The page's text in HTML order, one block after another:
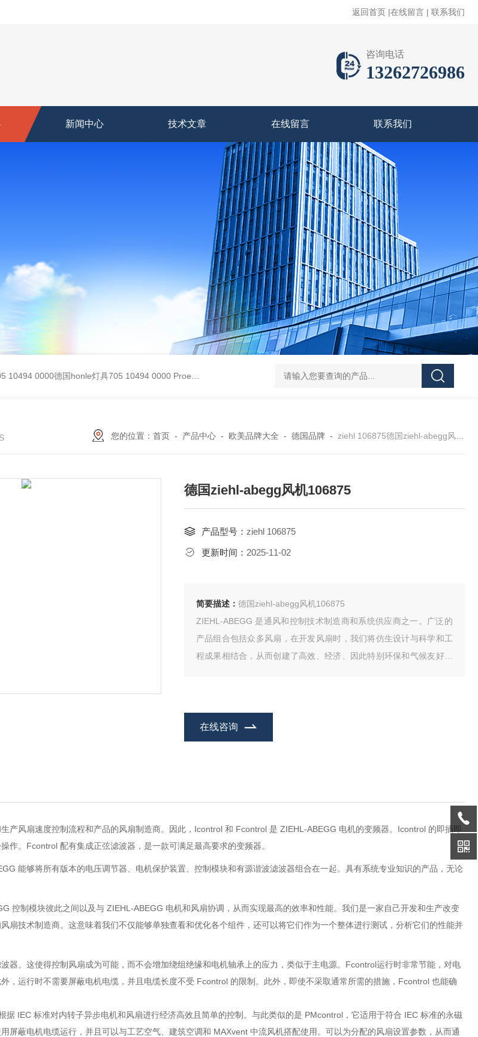
返回首页 |在线留言 | 联系我们
咨询电话
13262726986
新闻中心 技术文章 在线留言 联系我们
10494 0000德国honle灯具705 10494 0000 Proemion wireless 4001德国Proemion模块CANlink wireless 4001 asutec ASU-
您的位置： 首页- 产品中心- 欧美品牌大全 - 德国品牌 - ziehl 106875德国ziehl-abegg风机106875
德国ziehl-abegg风机106875
产品型号： ziehl 106875
更新时间： 2025-11-02
简要描述： 德国ziehl-abegg风机106875
ZIEHL-ABEGG 是通风和控制技术制造商和系统供应商之一。广泛的
产品组合包括众多风扇，在开发风扇时，我们将仿生设计与科学和工
程成果相结合，从而创建了高效、经济、因此特别环保和气候友好的
在线咨询
产风扇速度控制流程和产品的风扇制造商。因此，Icontrol 和 Fcontrol 是 ZIEHL-ABEGG 电机的变频器。Icontrol 的即插即
作。Fcontrol 配有集成正弦滤波器，是一款可满足最高要求的变频器。
能够将所有版本的电压调节器、电机保护装置、控制模块和有源谐波滤波器组合在一起。具有系统专业知识的产品，无论
控制模块彼此之间以及与 ZIEHL-ABEGG 电机和风扇协调，从而实现最高的效率和性能。我们是一家自己开发和生产改变
扇技术制造商。这意味着我们不仅能够单独查看和优化各个组件，还可以将它们作为一个整体进行测试，分析它们的性能并
器。这使得控制风扇成为可能，而不会增加绕组绝缘和电机轴承上的应力，类似于主电源。Fcontrol运行时非常节能，对电
，运行时不需要屏蔽电机电缆，并且电缆长度不受 Fcontrol 的限制。此外，即使不采取通常所需的措施，Fcontrol 也能确
据 IEC 标准对内转子异步电机和风扇进行经济高效且简单的控制。与此类似的是 PMcontrol，它适用于符合 IEC 标准的永磁
屏蔽电机电缆运行，并且可以与工艺空气、建筑空调和 MAXvent 中流风机搭配使用。可以为分配的风扇设置参数，从而通